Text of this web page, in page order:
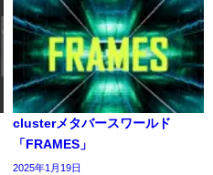
clusterメタバースワールド
「FRAMES」
2025年1月19日